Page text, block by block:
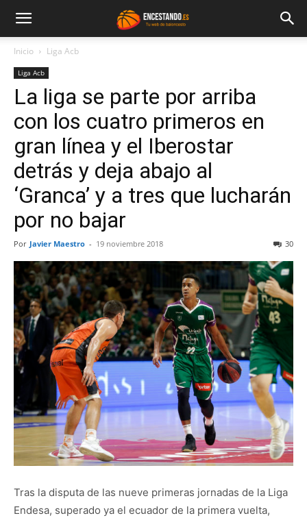
Inicio Liga Acb
Liga Acb
La liga se parte por arriba
con los cuatro primeros en
gran línea y el Iberostar
detrás y deja abajo al
‘Granca’ y a tres que lucharán
por no bajar
Por Javier Maestro - 19 noviembre 2018 30
Tras la disputa de las nueve primeras jornadas de la Liga
Endesa, superado ya el ecuador de la primera vuelta,